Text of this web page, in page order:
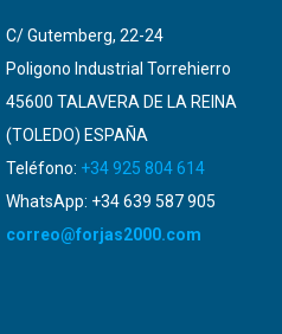
C/ Gutemberg, 22-24
Poligono Industrial Torrehierro
45600 TALAVERA DE LA REINA
(TOLEDO) ESPAÑA
Teléfono: +34 925 804 614
WhatsApp: +34 639 587 905
correo@forjas2000.com